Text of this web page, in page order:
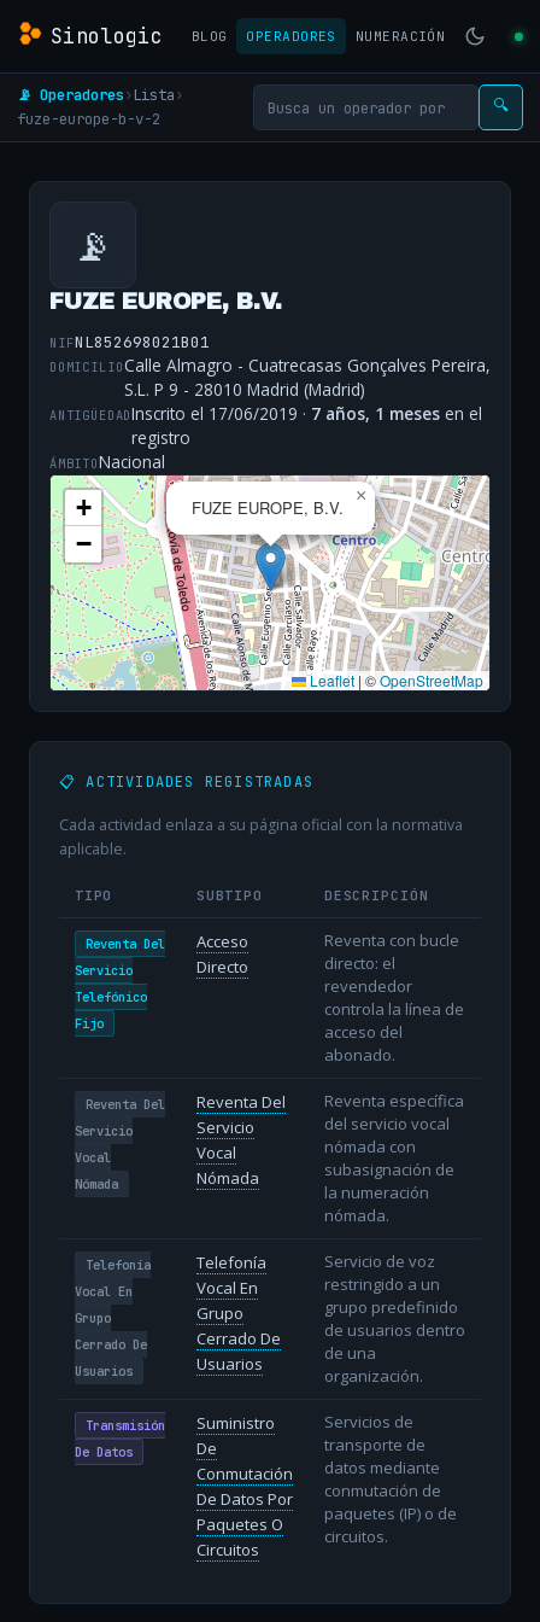
Sinologic BLOG OPERADORES NUMERACIÓN
📡 Operadores› Lista›
fuze-europe-b-v-2
🔍
📡
FUZE EUROPE, B.V.
NIFNL852698021B01
DOMICILIOCalle Almagro - Cuatrecasas Gonçalves Pereira,
S.L. P 9 - 28010 Madrid (Madrid)
ANTIGÜEDADInscrito el 17/06/2019 · 7 años, 1 meses en el
registro
ÁMBITONacional
FUZE EUROPE, B.V.
×
+
−
Leaflet | ©OpenStreetMap
📋 ACTIVIDADES REGISTRADAS
Cada actividad enlaza a su página oficial con la normativa
aplicable.
TIPO SUBTIPO DESCRIPCIÓN
Reventa Del
Servicio
Telefónico
Fijo
Acceso
Directo
Reventa con bucle
directo: el
revendedor
controla la línea de
acceso del
abonado.
Reventa Del
Servicio
Vocal
Nómada
Reventa Del
Servicio
Vocal
Nómada
Reventa específica
del servicio vocal
nómada con
subasignación de
la numeración
nómada.
Telefonía
Vocal En
Grupo
Cerrado De
Usuarios
Telefonía
Vocal En
Grupo
Cerrado De
Usuarios
Servicio de voz
restringido a un
grupo predefinido
de usuarios dentro
de una
organización.
Transmisión
De Datos
Suministro
De
Conmutación
De Datos Por
Paquetes O
Circuitos
Servicios de
transporte de
datos mediante
conmutación de
paquetes (IP) o de
circuitos.